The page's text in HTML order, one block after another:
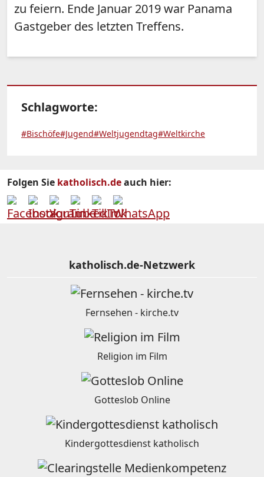
zu feiern. Ende Januar 2019 war Panama
Gastgeber des letzten Treffens.
Schlagworte:
#Bischöfe#Jugend#Weltjugendtag#Weltkirche
Folgen Sie katholisch.deauch hier:
katholisch.de-Netzwerk
Fernsehen - kirche.tv
Religion im Film
Gotteslob Online
Kindergottesdienst katholisch